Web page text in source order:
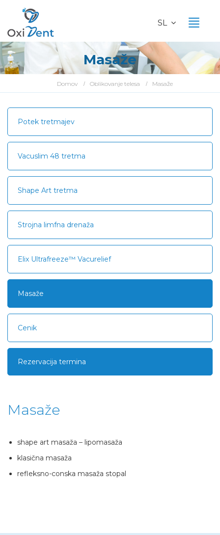
SL
Masaže
Domov Oblikovanje telesa Masaže
Potek tretmajev
Vacuslim 48 tretma
Shape Art tretma
Strojna limfna drenaža
Elix Ultrafreeze™ Vacurelief
Masaže
Cenik
Rezervacija termina
Masaže
shape art masaža – lipomasaža
klasična masaža
refleksno-conska masaža stopal